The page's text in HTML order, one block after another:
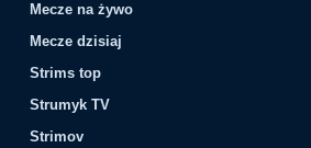
Mecze na żywo
Mecze dzisiaj
Strims top
Strumyk TV
Strimov